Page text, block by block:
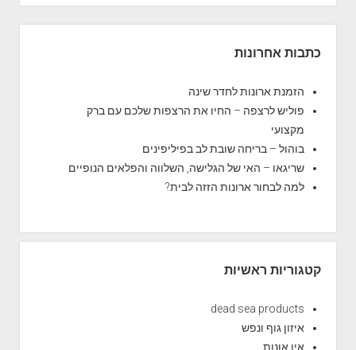
כתבות אחרונות
הזמנת ארונות לחדר שינה
פוליש לרצפה – החיו את הרצפות שלכם עם ברק
מקצועי
בוהול – בריחה שובת לב בפיליפינים
שריגאו – האי של הגלישה, השלווה והפלאים הנופיים
למה לבחור ארונות הזזה לבית?
קטגוריות ראשיות
dead sea products
איזון גוף ונפש
אין אונות